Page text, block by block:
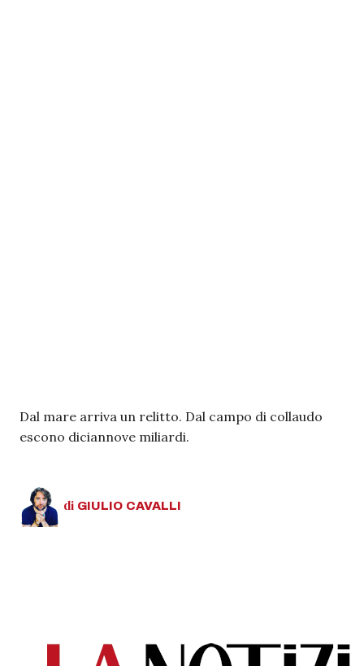
Dal mare arriva un relitto. Dal campo di collaudo
escono diciannove miliardi.
di GIULIO CAVALLI